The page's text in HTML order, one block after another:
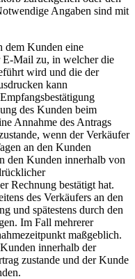
Angaben sind mit
Kunden eine
E-Mail zu, in welcher die
wird und die der
kann
des Kunden beim
Annahme des Antrags
wenn der Verkäufer
an den Kunden
den Kunden innerhalb von
Rechnung bestätigt hat.
des Verkäufers an den
und spätestens durch den
Im Fall mehrerer
maßgeblich.
innerhalb der
zustande und der Kunde